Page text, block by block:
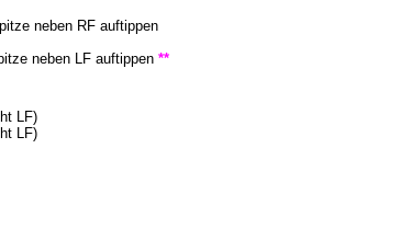
neben RF auftippen
neben LF auftippen **
LF)
LF)